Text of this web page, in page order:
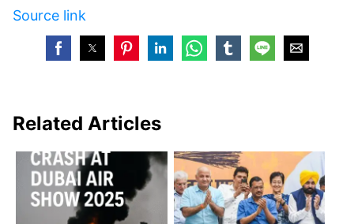
Source link
Related Articles